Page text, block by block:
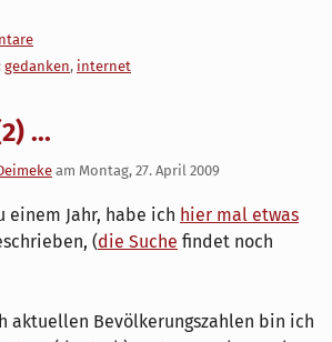
gedanken, internet
...
am Montag, 27. April 2009
einem Jahr, habe ich hier mal etwas
(die Suche findet noch
aktuellen Bevölkerungszahlen bin ich